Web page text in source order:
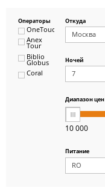
Операторы
OneTouch&Travel
Anex
Tour
Biblio
Globus
Coral
Откуда
Ночей
Диапазон цен
10 000
Питание